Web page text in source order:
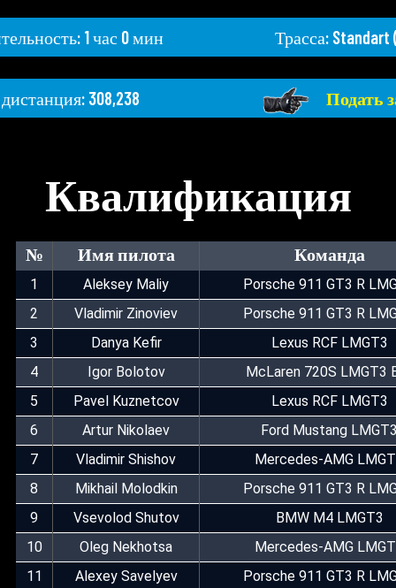
1 час 0 мин
308,238
Трасса: Standart
Подать
Квалификация
№ Имя пилота Команда
1 Aleksey Maliy
Porsche 911 GT3 R
2
Vladimir Zinoviev
Porsche 911 GT3 R
3
Danya Kefir
Lexus RCF LMGT3
4
Igor Bolotov
McLaren 720S LMGT3
5
Pavel Kuznetcov
Lexus RCF LMGT3
6
Artur Nikolaev
Ford Mustang
7
Vladimir Shishov
Mercedes-AMG
8
Mikhail Molodkin
Porsche 911 GT3 R
9
Vsevolod Shutov
BMW M4 LMGT3
10
Oleg Nekhotsa
Mercedes-AMG
11
Alexey Savelyev
Porsche 911 GT3 R